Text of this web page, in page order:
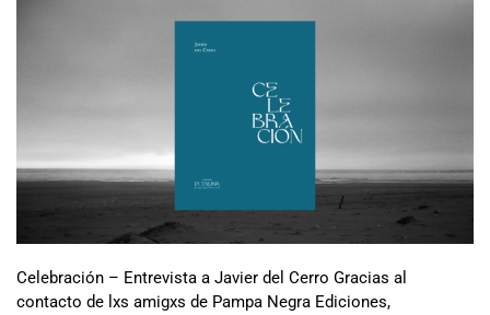
Celebración – Entrevista a Javier del Cerro Gracias al
contacto de lxs amigxs de Pampa Negra Ediciones,